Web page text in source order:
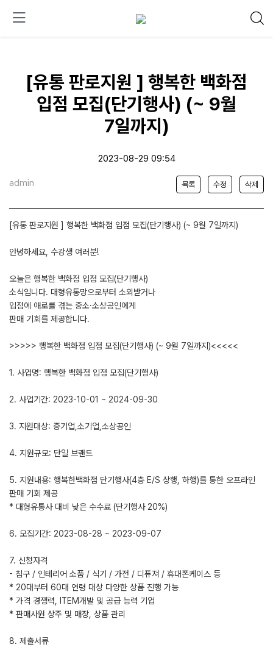
[유통 판로지원 ] 행복한 백화점
입점 모집(단기행사) (~ 9월
7일까지)
2023-08-29 09:54
admin 목록 수정 삭제
[유통 판로지원 ] 행복한 백화점 입점 모집(단기행사) (~ 9월 7일까지)
안녕하세요, 수강생 여러분!
오늘은 행복한 백화점 입점 모집(단기행사)
소식입니다. 대형유통망으로부터 소외받거나
입점에 애로를 겪는 중소·소상공인에게
판매 기회를 제공합니다.
>>>>> 행복한 백화점 입점 모집(단기행사) (~ 9월 7일까지)<<<<<
1. 사업명: 행복한 백화점 입점 모집(단기행사)
2. 사업기간: 2023-10-01 ~ 2024-09-30
3. 지원대상: 중기업,소기업,소상공인
4. 지원규모: 단일 브랜드
5. 지원내용: 행복한백화점 단기행사(4층 E/S 상행, 하행)를 통한 오프라인
판매 기회 제공
* 대형유통사 대비 낮은 수수료 (단기행사 20%)
6. 모집기간: 2023-08-28 ~ 2023-09-07
7. 신청자격
- 침구 / 인테리어 소품 / 식기 / 가전 / 디퓨져 / 휴대폰케이스 등
* 20대부터 60대 연령 대상 다양한 상품 진행 가능
* 가격 경쟁력, ITEM개발 및 공급 능력 기업
* 판매사원 상주 및 매장, 상품 관리
8. 제출서류